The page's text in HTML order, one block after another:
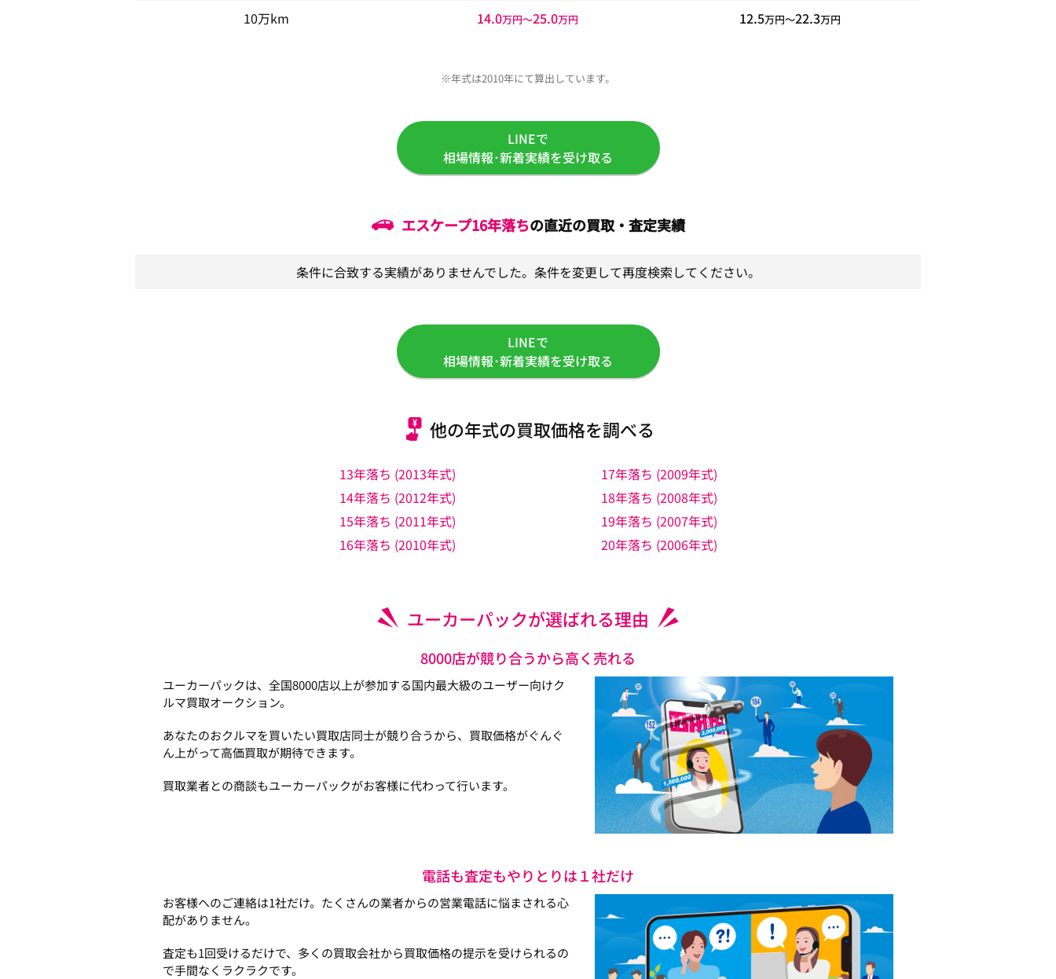
10万km 14.0万円〜25.0万円 12.5万円〜22.3万円
※年式は2010年にて算出しています。
LINEで
相場情報･新着実績を受け取る
エスケープ16年落ちの直近の買取・査定実績
条件に合致する実績がありませんでした。条件を変更して再度検索してください。
LINEで
相場情報･新着実績を受け取る
他の年式の買取価格を調べる
13年落ち (2013年式)
14年落ち (2012年式)
15年落ち (2011年式)
16年落ち (2010年式)
17年落ち (2009年式)
18年落ち (2008年式)
19年落ち (2007年式)
20年落ち (2006年式)
ユーカーパックが選ばれる理由
8000店が競り合うから高く売れる
ユーカーパックは、全国8000店以上が参加する国内最大級のユーザー向けク
ルマ買取オークション。
あなたのおクルマを買いたい買取店同士が競り合うから、買取価格がぐんぐ
ん上がって高価買取が期待できます。
買取業者との商談もユーカーパックがお客様に代わって行います。
電話も査定もやりとりは１社だけ
お客様へのご連絡は1社だけ。たくさんの業者からの営業電話に悩まされる心
配がありません。
査定も1回受けるだけで、多くの買取会社から買取価格の提示を受けられるの
で手間なくラクラクです。